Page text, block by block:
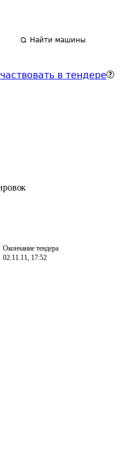
Найти машины
в тендере
Окончание тендера
02.11.11, 17:52